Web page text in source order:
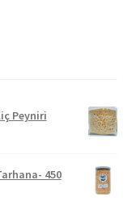
Peyniri
450